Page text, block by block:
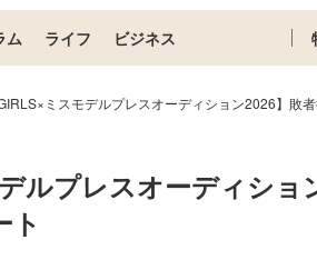
ム ライフ ビジネス
ミスモデルプレスオーディション2026】敗
ルプレスオーディショ
ト